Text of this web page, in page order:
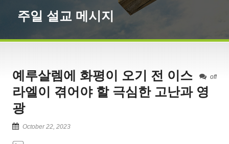
주일 설교 메시지
off
예루살렘에 화평이 오기 전 이스
라엘이 겪어야 할 극심한 고난과 영
광
October 22, 2023